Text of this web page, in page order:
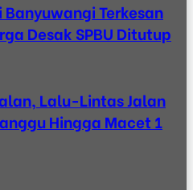
Banyuwangi Terkesan
Desak SPBU Ditutup
Lalu-Lintas Jalan
Hingga Macet 1